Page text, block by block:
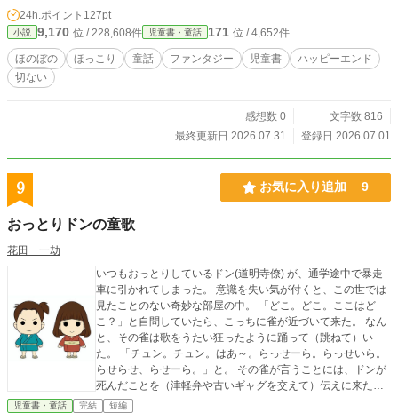
24h.ポイント 127pt
小説 9,170 位 / 228,608件 児童書・童話 171 位 / 4,652件
ほのぼの ほっこり 童話 ファンタジー 児童書
ハッピーエンド
切ない
感想数 0
文字数 816
最終更新日 2026.07.31
登録日 2026.07.01
9 お気に入り追加 9
おっとりドンの童歌
花田 一劫
いつもおっとりしているドン(道明寺僚) が、通学途中で暴走
車に引かれてしまった。 意識を失い気が付くと、この世では
見たことのない奇妙な部屋の中。 「どこ。どこ。ここはど
こ？」と自問していたら、こっちに雀が近づいて来た。 なん
と、その雀は歌をうたい狂ったように踊って（跳ねて）い
た。 「チュン。チュン。はあ～。らっせーら。らっせいら。
らせらせ、らせーら。」と。 その雀が言うことには、ドンが
死んだことを（津軽弁や古いギャグを交えて）伝えに来た者
だという。 道明寺が下の世界を覗くと、テレビのドラマで観
児童書・童話 完結 短編